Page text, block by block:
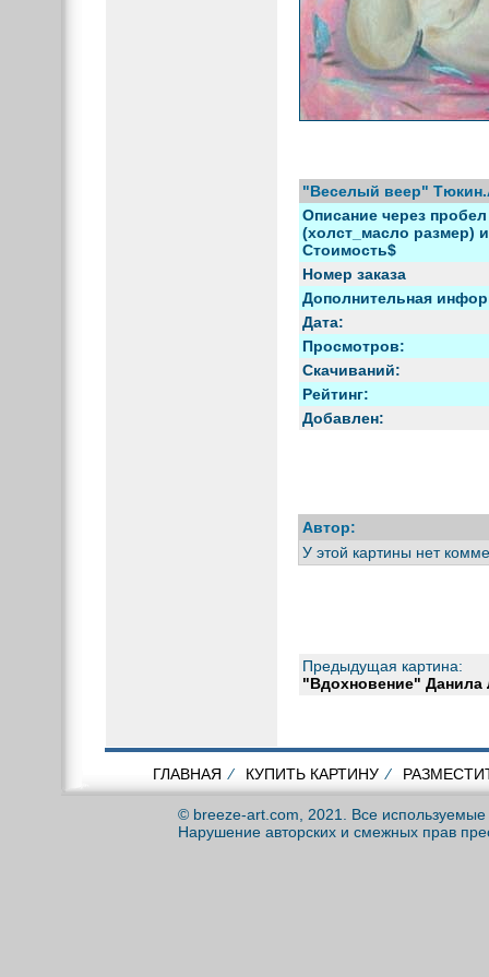
"Веселый веер"
Описание через
(холст_масло размер) и
Стоимость$
Номер заказа
Дополнительная
Дата:
Просмотров:
Скачиваний:
Рейтинг:
Добавлен:
Автор:
У этой картины нет
Предыдущая картина:
"Вдохновение" Данила
ГЛАВНАЯ ⁄ КУПИТЬ КАРТИНУ ⁄
© breeze-art.com, 2021. Все
Нарушение авторских и смежных прав